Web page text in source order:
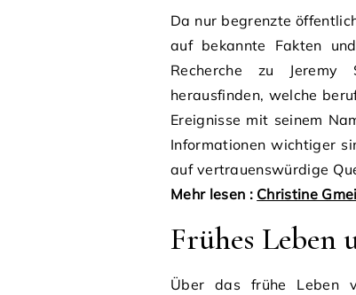
Da nur begrenzte
auf bekannte Fakten
Recherche zu Jeremy
herausfinden, welche
Ereignisse mit seinem
Informationen wichtiger
auf vertrauenswürdige
Mehr lesen : Christine
Frühes
Über das frühe Leben